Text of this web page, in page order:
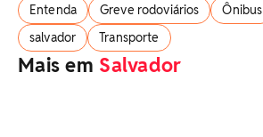
Entenda Greve rodoviários Ônibus
salvador
Transporte
Mais em Salvador